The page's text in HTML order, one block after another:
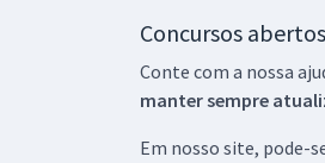
Concursos
Conte com a nossa
manter sempre
Em nosso site, pode-